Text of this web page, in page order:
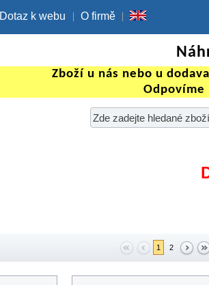
Dotaz k webu O firmě
Zboží u nás nebo u
Odpovíme
1 2